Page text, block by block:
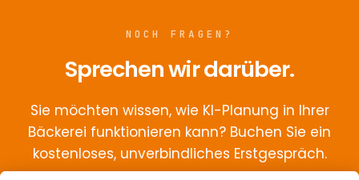
NOCH FRAGEN?
Sprechen wir darüber.
Sie möchten wissen, wie KI-Planung in Ihrer
Bäckerei funktionieren kann? Buchen Sie ein
kostenloses, unverbindliches Erstgespräch.